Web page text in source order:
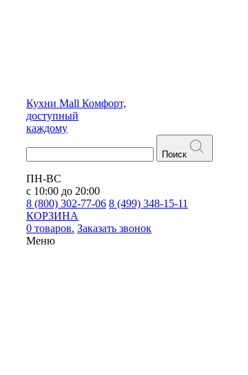
Кухни Mall Комфорт,
доступный
каждому
Поиск
ПН-ВС
с 10:00 до 20:00
8 (800) 302-77-06 8 (499) 348-15-11
КОРЗИНА
0 товаров. Заказать звонок
Меню